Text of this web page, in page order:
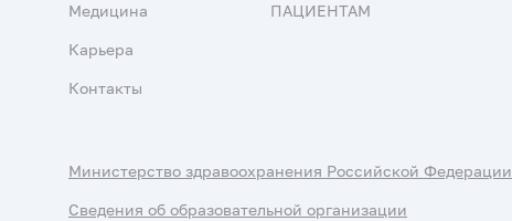
Медицина
Карьера
Контакты
ПАЦИЕНТАМ
Министерство здравоохранения Российской Федерации
Сведения об образовательной организации